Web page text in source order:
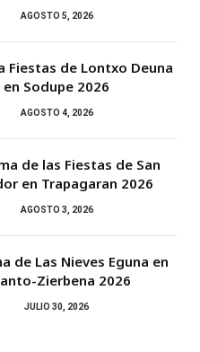
AGOSTO 5, 2026
Fiestas de Lontxo Deuna
en Sodupe 2026
AGOSTO 4, 2026
de las Fiestas de San
en Trapagaran 2026
AGOSTO 3, 2026
de Las Nieves Eguna en
Zierbena 2026
JULIO 30, 2026